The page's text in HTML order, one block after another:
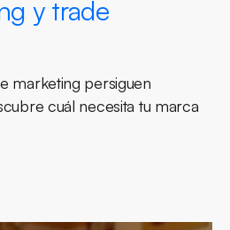
y trade
marketing persiguen
cuál necesita tu marca